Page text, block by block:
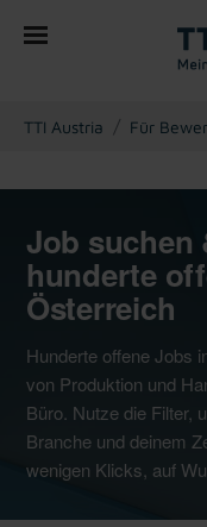
You are here:
TTI Austria Für
Job suchen
hunderte
Österreich
Hunderte offene Jobs
von Produktion und
Büro. Nutze die Filter,
Branche und deinem
wenigen Klicks, auf